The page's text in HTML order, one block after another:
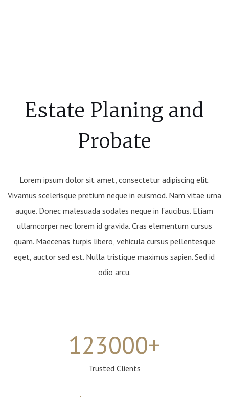
Estate Planing and
Probate
Lorem ipsum dolor sit amet, consectetur adipiscing elit.
Vivamus scelerisque pretium neque in euismod. Nam vitae urna
augue. Donec malesuada sodales neque in faucibus. Etiam
ullamcorper nec lorem id gravida. Cras elementum cursus
quam. Maecenas turpis libero, vehicula cursus pellentesque
eget, auctor sed est. Nulla tristique maximus sapien. Sed id
odio arcu.
123000+
Trusted Clients